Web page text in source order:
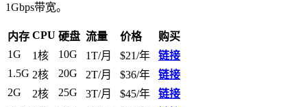
1Gbps带宽。
内存 CPU 硬盘 流量 价格
购买
1G
1核 10G 1T/月 $21/年
链接
1.5G 2核 20G 2T/月 $36/年
链接
2G
2核 25G 3T/月 $45/年
链接